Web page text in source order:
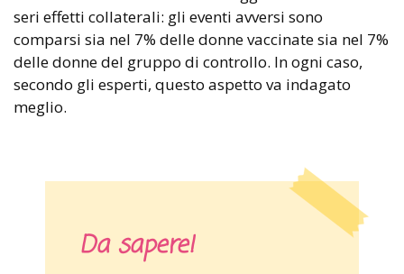
seri effetti collaterali: gli eventi avversi sono
comparsi sia nel 7% delle donne vaccinate sia nel 7%
delle donne del gruppo di controllo. In ogni caso,
secondo gli esperti, questo aspetto va indagato
meglio.
Da sapere!